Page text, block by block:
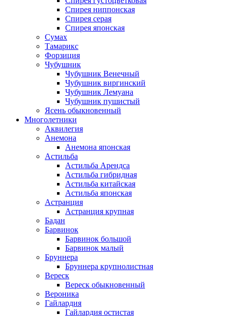
Спирея ниппонская
Спирея серая
Спирея японская
Сумах
Тамарикс
Форзиция
Чубушник
Чубушник Венечный
Чубушник виргинский
Чубушник Лемуана
Чубушник пушистый
Ясень обыкновенный
Многолетники
Аквилегия
Анемона
Анемона японская
Астильба
Астильба Арендса
Астильба гибридная
Астильба китайская
Астильба японская
Астранция
Астранция крупная
Бадан
Барвинок
Барвинок большой
Барвинок малый
Бруннера
Бруннера крупнолистная
Вереск
Вереск обыкновенный
Вероника
Гайлардия
Гайлардия остистая